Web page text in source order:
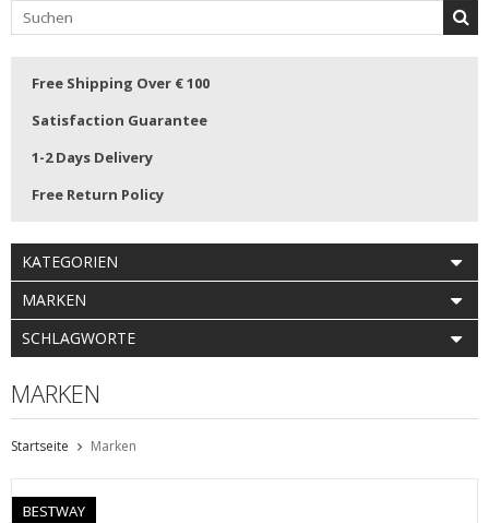
Free Shipping Over € 100
Satisfaction Guarantee
1-2 Days Delivery
Free Return Policy
KATEGORIEN
MARKEN
SCHLAGWORTE
MARKEN
Startseite Marken
BESTWAY